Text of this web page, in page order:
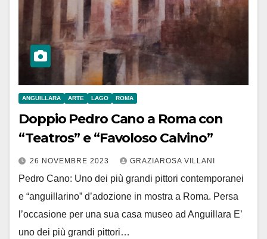
ANGUILLARA ARTE LAGO ROMA
Doppio Pedro Cano a Roma con
“Teatros” e “Favoloso Calvino”
26 NOVEMBRE 2023 GRAZIAROSA VILLANI
Pedro Cano: Uno dei più grandi pittori contemporanei
e “anguillarino” d’adozione in mostra a Roma. Persa
l’occasione per una sua casa museo ad Anguillara E’
uno dei più grandi pittori…